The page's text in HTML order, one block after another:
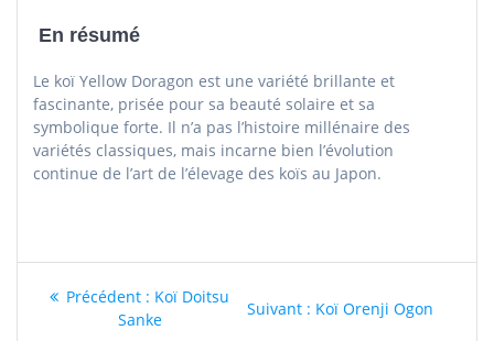
En résumé
Le koï Yellow Doragon est une variété brillante et
fascinante, prisée pour sa beauté solaire et sa
symbolique forte. Il n’a pas l’histoire millénaire des
variétés classiques, mais incarne bien l’évolution
continue de l’art de l’élevage des koïs au Japon.
Navigation
Précédent : Article
précédent
Koï Doitsu
Sanke
Suivant : Article
Koï Orenji Ogon